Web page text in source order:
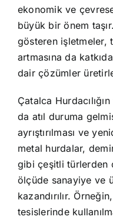
ekonomik ve
büyük bir önem
gösteren işletmeler,
artmasına da
dair çözümler
Çatalca
da atıl duruma
ayrıştırılması ve
metal hurdalar,
gibi çeşitli türlerden
ölçüde sanayiye ve
kazandırılır.
tesislerinde